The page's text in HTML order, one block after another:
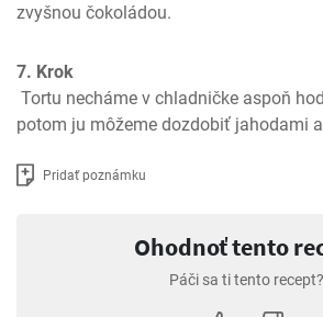
zvyšnou čokoládou.
7. Krok
potom ju môžeme dozdobiť jahodami
Pridať poznámku
Ohodnoť tento
Páči sa ti tento recept?